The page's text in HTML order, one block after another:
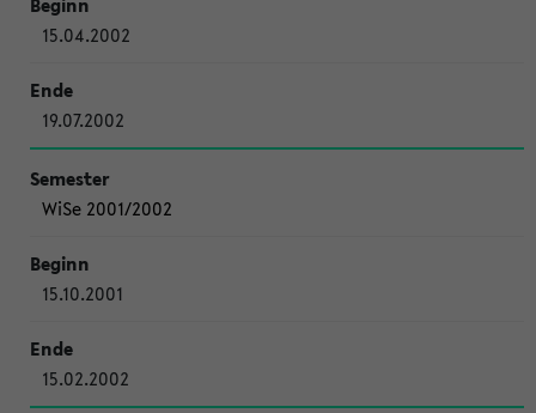
15.04.2002
19.07.2002
WiSe 2001/2002
15.10.2001
15.02.2002